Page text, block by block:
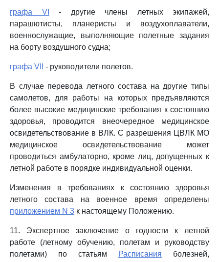
графа VI
- другие члены летных экипажей,
парашютисты, планеристы и воздухоплаватели,
военнослужащие, выполняющие полетные задания
на борту воздушного судна;
графа VII - руководители полетов.
В случае перевода летного состава на другие типы
самолетов, для работы на которых предъявляются
более высокие медицинские требования к состоянию
здоровья, проводится внеочередное медицинское
освидетельствование в ВЛК. С разрешения ЦВЛК МО
медицинское освидетельствование может
проводиться амбулаторно, кроме лиц, допущенных к
летной работе в порядке индивидуальной оценки.
Изменения в требованиях к состоянию здоровья
летного состава на военное время определены
приложением N 3 к настоящему Положению.
11. Экспертное заключение о годности к летной
работе (летному обучению, полетам и руководству
полетами) по статьям
Расписания болезней,